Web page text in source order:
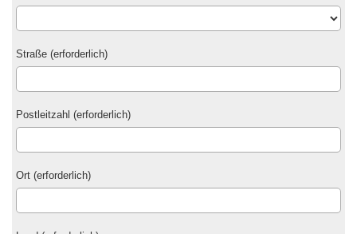
Straße (erforderlich)
Postleitzahl (erforderlich)
Ort (erforderlich)